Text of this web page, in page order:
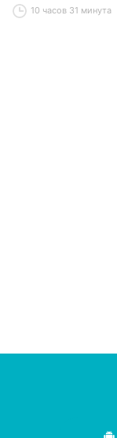
10 часов 31 минута